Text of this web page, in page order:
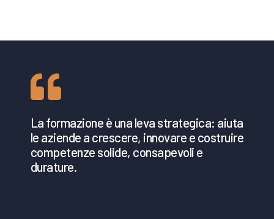
La formazione è una leva strategica: aiuta
le aziende a crescere, innovare e costruire
competenze solide, consapevoli e
durature.